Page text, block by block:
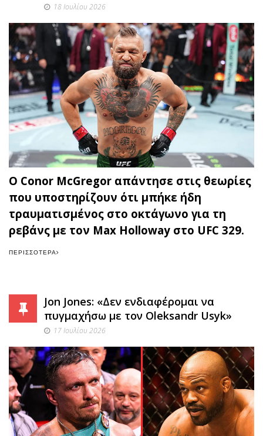
18 Ιουλίου 2026
Ο Conor McGregor απάντησε στις θεωρίες
που υποστηρίζουν ότι μπήκε ήδη
τραυματισμένος στο οκτάγωνο για τη
ρεβάνς με τον Max Holloway στο UFC 329.
ΠΕΡΙΣΣΌΤΕΡΑ
Jon Jones: «Δεν ενδιαφέρομαι να
πυγμαχήσω με τον Oleksandr Usyk»
17 Ιουλίου 2026